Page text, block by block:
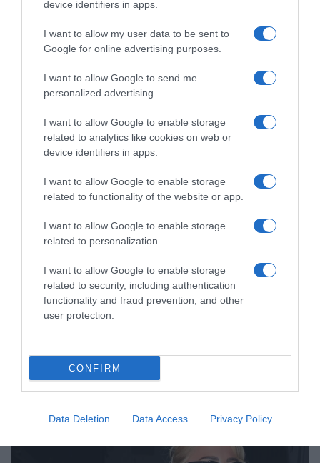
device identifiers in apps.
I want to allow my user data to be sent to
Google for online advertising purposes.
I want to allow Google to send me
personalized advertising.
I want to allow Google to enable storage
related to analytics like cookies on web or
device identifiers in apps.
I want to allow Google to enable storage
related to functionality of the website or app.
I want to allow Google to enable storage
related to personalization.
I want to allow Google to enable storage
related to security, including authentication
functionality and fraud prevention, and other
user protection.
CONFIRM
Data Deletion Data Access Privacy Policy
LIFESTYLE
Οι Queens Of The Stone Age
δημιούργησαν τηλεφωνική γραμμή…
Η τηλεφωνική γραμμή είναι διαθέσιμη 24/7 για να μπορούν